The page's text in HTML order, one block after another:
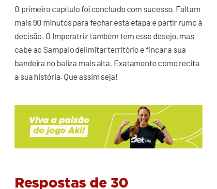
O primeiro capítulo foi concluído com sucesso. Faltam
mais 90 minutos para fechar esta etapa e partir rumo à
decisão. O Imperatriz também tem esse desejo, mas
cabe ao Sampaio delimitar território e fincar a sua
bandeira no baliza mais alta. Exatamente como recita
a sua história. Que assim seja!
Respostas de 30